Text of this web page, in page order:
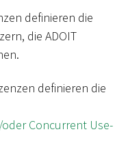
definieren die
die ADOIT
definieren die
Concurrent Use-